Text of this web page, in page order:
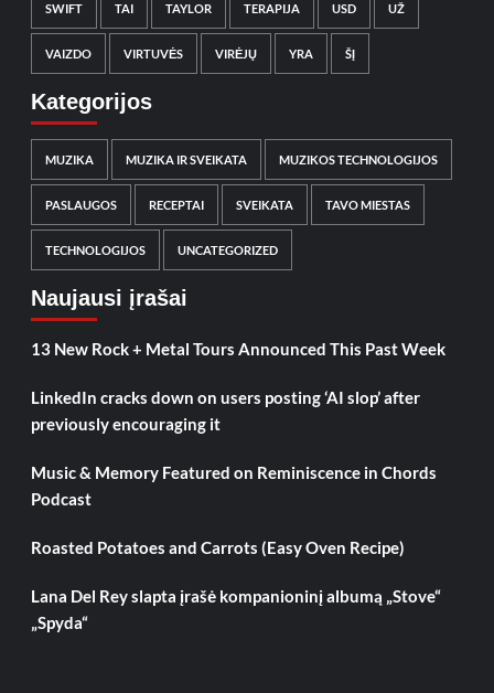
SWIFT TAI TAYLOR TERAPIJA USD UŽ
VAIZDO VIRTUVĖS VIRĖJŲ YRA ŠĮ
Kategorijos
MUZIKA MUZIKA IR SVEIKATA MUZIKOS TECHNOLOGIJOS
PASLAUGOS RECEPTAI SVEIKATA TAVO MIESTAS
TECHNOLOGIJOS UNCATEGORIZED
Naujausi įrašai
13 New Rock + Metal Tours Announced This Past Week
LinkedIn cracks down on users posting ‘AI slop’ after
previously encouraging it
Music & Memory Featured on Reminiscence in Chords
Podcast
Roasted Potatoes and Carrots (Easy Oven Recipe)
Lana Del Rey slapta įrašė kompanioninį albumą „Stove“
„Spyda“